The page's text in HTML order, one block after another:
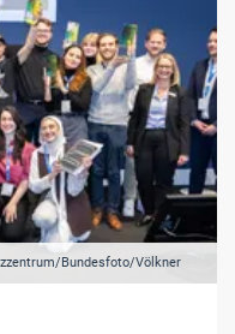
Bundesfoto/Völkner